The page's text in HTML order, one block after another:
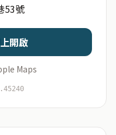
時辰
，不會儲存於伺服器
53號
開啟
Maps